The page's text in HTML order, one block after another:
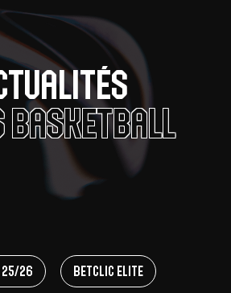
Basketball
26 Betclic Elite